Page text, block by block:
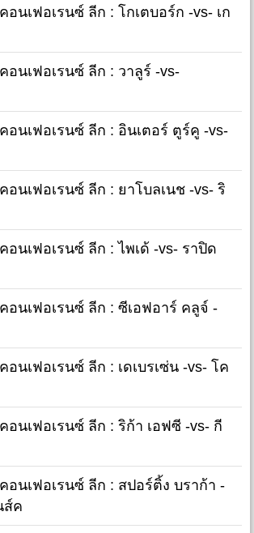
อนเฟอเรนซ์ ลีก : โกเตบอร์ก -vs- เก
อนเฟอเรนซ์ ลีก : วาลูร์ -vs-
อนเฟอเรนซ์ ลีก : อินเตอร์ ตูร์คู -vs-
อนเฟอเรนซ์ ลีก : ยาโบลเนช -vs- ริ
อนเฟอเรนซ์ ลีก : ไพเด้ -vs- ราปิด
อนเฟอเรนซ์ ลีก : ซีเอฟอาร์ คลูจ์ -
อนเฟอเรนซ์ ลีก : เดเบรเซ่น -vs- โค
อนเฟอเรนซ์ ลีก : ริก้า เอฟซี -vs- กี
อนเฟอเรนซ์ ลีก : สปอร์ติ้ง บราก้า -
ส์ค